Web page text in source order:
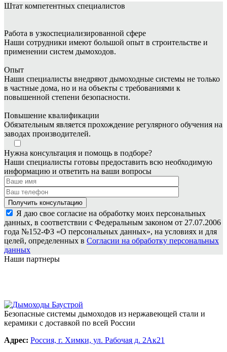
Штат компетентных специалистов
Работа в узкоспециализированной сфере
Наши сотрудники имеют большой опыт в строительстве и
применении систем дымоходов.
Опыт
Наши специалисты внедряют дымоходные системы не только
в частные дома, но и на объекты с требованиями к
повышенной степени безопасности.
Повышение квалификации
Обязательным является прохождение регулярного обучения на
заводах производителей.
Нужна консультация и помощь в подборе?
Наши специалисты готовы предоставить всю необходимую
информацию и ответить на ваши вопросы
Я даю свое согласие на обработку моих персональных
данных, в соответствии с Федеральным законом от 27.07.2006
года №152-ФЗ «О персональных данных», на условиях и для
целей, определенных в Согласии на обработку персональных
данных
Наши партнеры
Безопасные системы дымоходов из нержавеющей стали и
керамики с доставкой по всей России
Адрес: Россия, г. Химки, ул. Рабочая д. 2Ак21